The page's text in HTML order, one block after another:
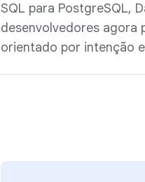
SQL para PostgreSQL,
desenvolvedores agora
orientado por intenção